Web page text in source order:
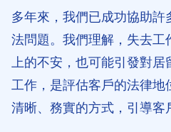
多年來，我們已成功協助
法問題。我們理解，失去工
上的不安，也可能引發對
工作，是評估客戶的法律地
清晰、務實的方式，引導客